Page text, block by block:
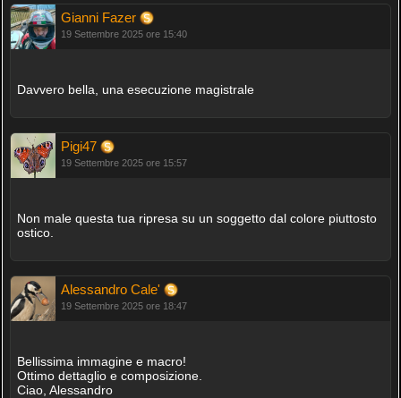
Gianni Fazer
19 Settembre 2025 ore 15:40
Davvero bella, una esecuzione magistrale
Pigi47
19 Settembre 2025 ore 15:57
Non male questa tua ripresa su un soggetto dal colore piuttosto
ostico.
Alessandro Cale'
19 Settembre 2025 ore 18:47
Bellissima immagine e macro!
Ottimo dettaglio e composizione.
Ciao, Alessandro